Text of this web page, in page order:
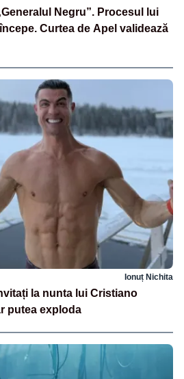
Negru”. Procesul lui
Curtea de Apel validează
Ionuț Nichita
la nunta lui Cristiano
putea exploda